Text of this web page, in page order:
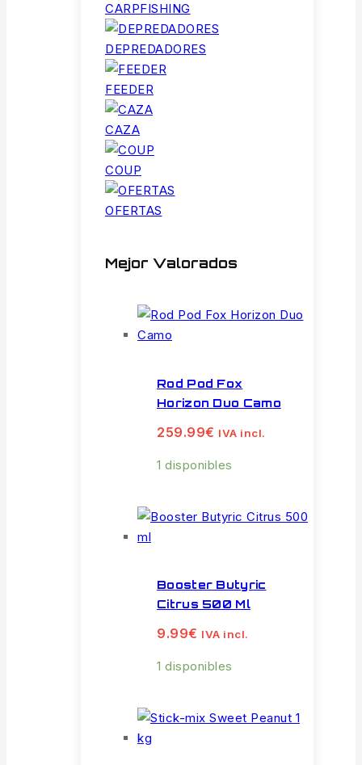
CARPFISHING
DEPREDADORES
FEEDER
CAZA
COUP
OFERTAS
Mejor Valorados
Rod Pod Fox
Horizon Duo Camo
259.99€ IVA incl.
1 disponibles
Booster Butyric
Citrus 500 Ml
9.99€ IVA incl.
1 disponibles